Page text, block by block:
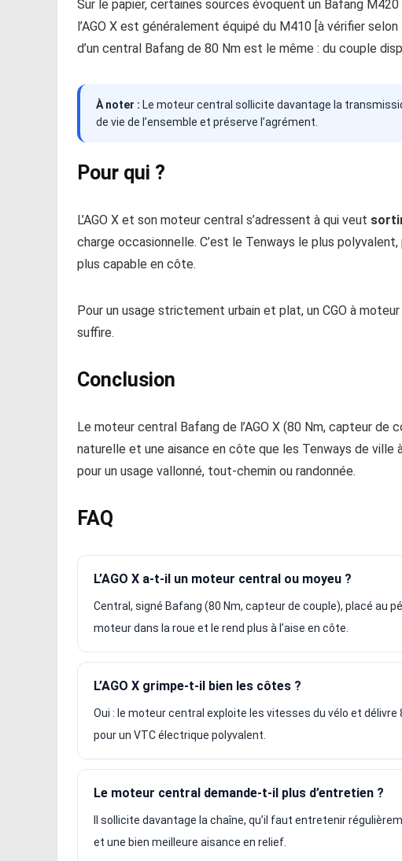
Sur le papier, certaines sources évoquent un Bafang
l’AGO X est généralement équipé du M410 [à vérifier
d’un central Bafang de 80 Nm est le même : du couple
À noter : Le moteur central sollicite davantage la
de vie de l’ensemble et préserve l’agrément.
Pour qui ?
L’AGO X et son moteur central s’adressent à qui veut
charge occasionnelle. C’est le Tenways le plus
plus capable en côte.
Pour un usage strictement urbain et plat, un CGO à
suffire.
Conclusion
Le moteur central Bafang de l’AGO X (80 Nm, capteur
naturelle et une aisance en côte que les Tenways de ville
pour un usage vallonné, tout-chemin ou randonnée.
FAQ
L’AGO X a-t-il un moteur central ou moyeu ?
Central, signé Bafang (80 Nm, capteur de couple), placé au
moteur dans la roue et le rend plus à l’aise en côte.
L’AGO X grimpe-t-il bien les côtes ?
Oui : le moteur central exploite les vitesses du vélo et
pour un VTC électrique polyvalent.
Le moteur central demande-t-il plus d’entretien ?
Il sollicite davantage la chaîne, qu’il faut entretenir
et une bien meilleure aisance en relief.